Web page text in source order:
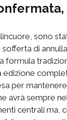
sono
di
formula
edizione
per
avrà sempre
centrali ma,